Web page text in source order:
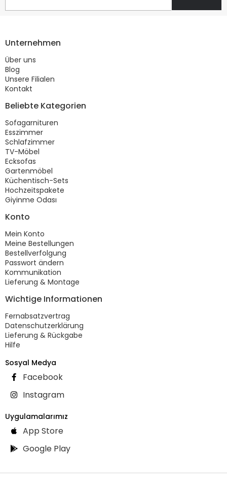
Unternehmen
Über uns
Blog
Unsere Filialen
Kontakt
Beliebte Kategorien
Sofagarnituren
Esszimmer
Schlafzimmer
TV-Möbel
Ecksofas
Gartenmöbel
Küchentisch-Sets
Hochzeitspakete
Giyinme Odası
Konto
Mein Konto
Meine Bestellungen
Bestellverfolgung
Passwort ändern
Kommunikation
Lieferung & Montage
Wichtige Informationen
Fernabsatzvertrag
Datenschutzerklärung
Lieferung & Rückgabe
Hilfe
Sosyal Medya
Facebook
Instagram
Uygulamalarımız
App Store
Google Play